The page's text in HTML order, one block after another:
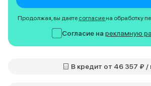
Продолжая, вы даете согласие на обработку
Согласие на рекламную
В кредит от 46 357